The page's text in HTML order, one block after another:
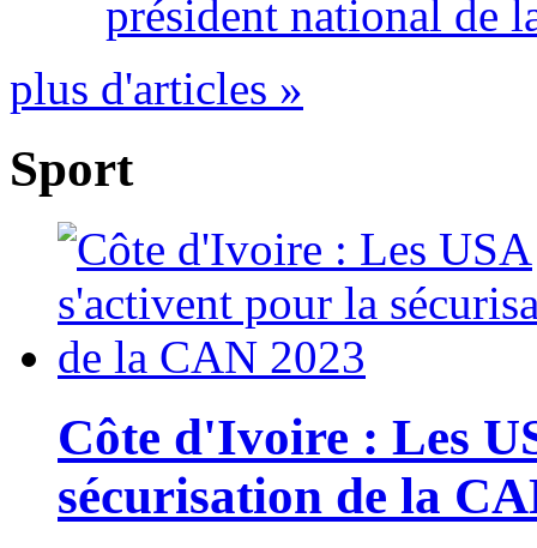
président national de
plus d'articles »
Sport
Côte d'Ivoire : Les
sécurisation de la